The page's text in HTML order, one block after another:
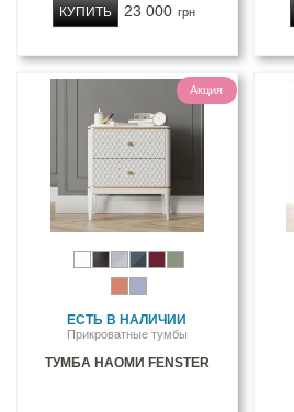
23 000 грн
КУПИТЬ
Акция
ЕСТЬ В НАЛИЧИИ
Прикроватные тумбы
ТУМБА НАОМИ FENSTER